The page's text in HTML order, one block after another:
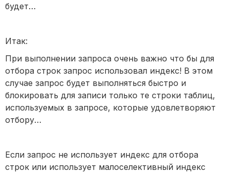
будет…
Итак:
При выполнении запроса очень важно что бы для
отбора строк запрос использовал индекс! В этом
случае запрос будет выполняться быстро и
блокировать для записи только те строки таблиц,
используемых в запросе, которые удовлетворяют
отбору…
Если запрос не использует индекс для отбора
строк или использует малоселективный индекс